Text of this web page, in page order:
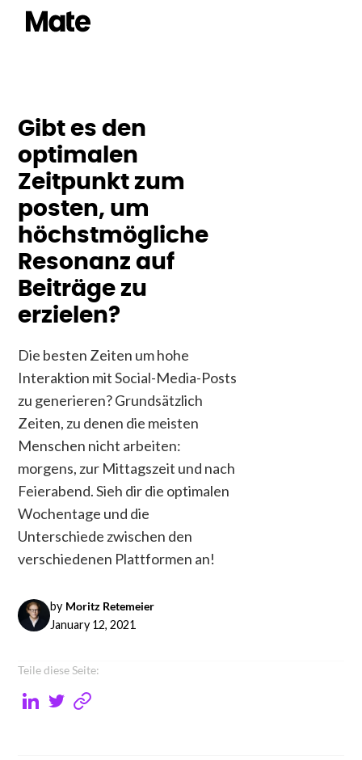
Gibt es den
optimalen
Zeitpunkt zum
posten, um
höchstmögliche
Resonanz auf
Beiträge zu
erzielen?
Die besten Zeiten um hohe
Interaktion mit Social-Media-Posts
zu generieren? Grundsätzlich
Zeiten, zu denen die meisten
Menschen nicht arbeiten:
morgens, zur Mittagszeit und nach
Feierabend. Sieh dir die optimalen
Wochentage und die
Unterschiede zwischen den
verschiedenen Plattformen an!
by Moritz Retemeier
January 12, 2021
Teile diese Seite: